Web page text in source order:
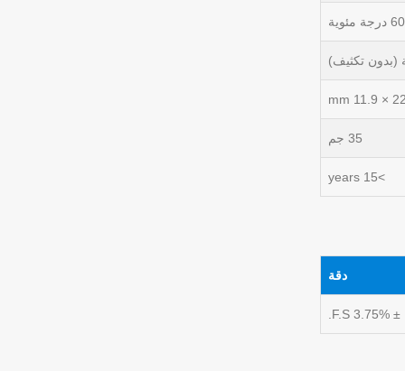
35 جم
>15 years
دقة
± 3.75% F.S.